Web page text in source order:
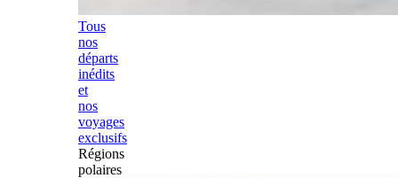
Tous
nos
départs
inédits
et
nos
voyages
exclusifs
Régions
polaires